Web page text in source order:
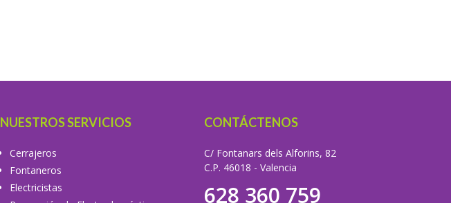
NUESTROS SERVICIOS
Cerrajeros
Fontaneros
Electricistas
CONTÁCTENOS
C/ Fontanars dels Alforins, 82
C.P. 46018 - Valencia
628 360 759